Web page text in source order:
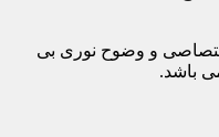
و وضوح نوری بی
باشد.